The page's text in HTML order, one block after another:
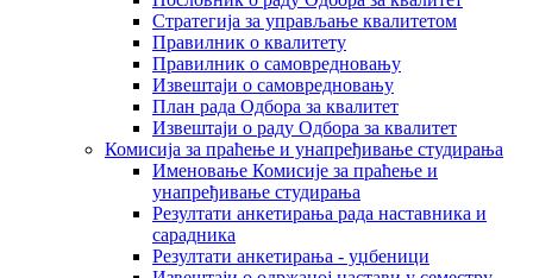
Стратегија за управљање квалитетом
Правилник о квалитету
Правилник о самовредновању
Извештаји о самовредновању
План рада Одбора за квалитет
Извештаји о раду Одбора за квалитет
Комисија за праћење и унапређивање студирања
Именовање Комисије за праћење и
унапређивање студирања
Резултати анкетирања рада наставника и
сарадника
Резултати анкетирања - уџбеници